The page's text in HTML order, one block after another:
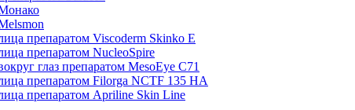
препаратом Viscoderm Skinko E
препаратом NucleoSpire
глаз препаратом MesoEye С71
препаратом Filorga NCTF 135 HA
препаратом Apriline Skin Line